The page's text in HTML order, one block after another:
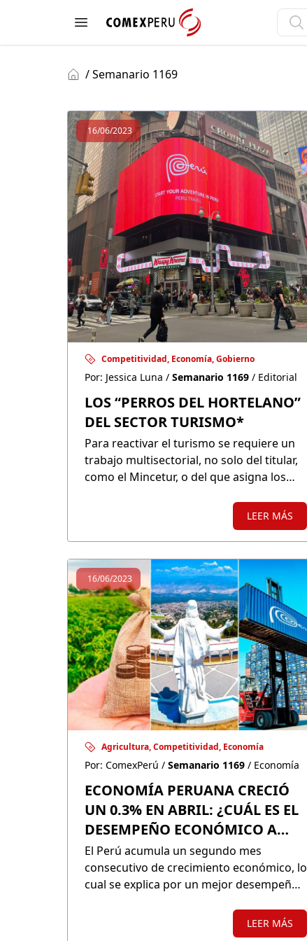
Open menu
ComexPerú
/ Semanario 1169
16/06/2023
Competitividad, Economía, Gobierno
Por: Jessica Luna / Semanario 1169 / Editorial
LOS “PERROS DEL HORTELANO”
DEL SECTOR TURISMO*
Para reactivar el turismo se requiere un
trabajo multisectorial, no solo del titular,
como el Mincetur, o del que asigna los
sectores involucrados directa e
indirectamente tienen que ponerle
punche: Transportes, Vivienda, Cultura,
todos.
LEER MÁS
16/06/2023
Agricultura, Competitividad, Economía
Por: ComexPerú / Semanario 1169 / Economía
ECONOMÍA PERUANA CRECIÓ
UN 0.3% EN ABRIL: ¿CUÁL ES EL
DESEMPEÑO ECONÓMICO A
NIVEL DEPARTAMENTAL?
El Perú acumula un segundo mes
consecutivo de crecimiento económico, lo
cual se explica por un mejor desempeño
aunque en algunos departamentos esta
actividad enfrenta severas contracciones
LEER MÁS